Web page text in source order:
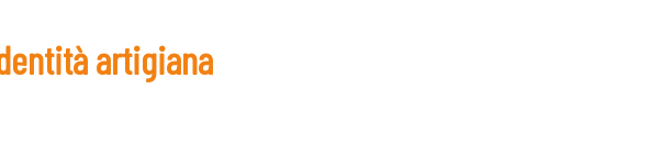
artigiana